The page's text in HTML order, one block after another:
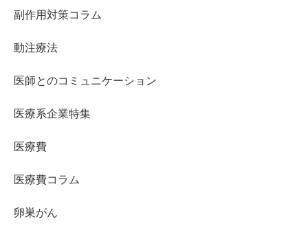
副作用対策コラム
動注療法
医師とのコミュニケーション
医療系企業特集
医療費
医療費コラム
卵巣がん